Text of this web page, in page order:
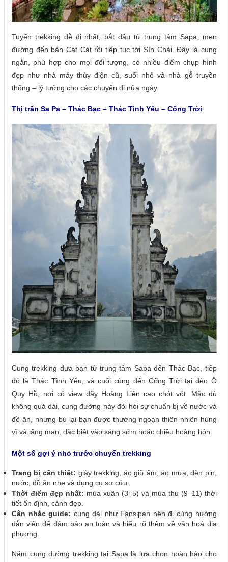
Tuyến trekking dễ đi nhất, bắt đầu từ trung tâm Sapa, men
đường đến bản Cát Cát rồi tiếp tục tới Sín Chải. Đây là cung
ngắn, phù hợp cho mọi đối tượng, có nhiều điểm chụp hình
đẹp như nhà máy thủy điện cũ, suối nhỏ và nhà gỗ truyền
thống – lý tưởng cho các chuyến đi nửa ngày.
Thị trấn Sa Pa – Thác Bạc – Thác Tình Yêu – Cổng Trời
Cung trekking đưa bạn từ trung tâm Sapa đến Thác Bạc, tiếp
đó là Thác Tình Yêu, và cuối cùng đến Cổng Trời tại đèo Ô
Quy Hồ, nơi có view dãy Hoàng Liên cao chót vót. Mặc dù
không quá dài, cung đường này đòi hỏi sự chuẩn bị về nước và
đồ ăn, nhưng bù lại bạn được thưởng ngoạn thiên nhiên hùng
vĩ và lãng mạn, đặc biệt vào sáng sớm hoặc chiều hoàng hôn.
Một số gợi ý nhỏ trước chuyến trekking
Trang bị cần thiết: giày trekking, áo giữ ấm, áo mưa, đèn pin,
nước, đồ ăn nhẹ và dụng cụ sơ cứu.
Thời điểm đẹp nhất: mùa xuân (3–5) và mùa thu (9–11) thời
tiết ổn định, cảnh đẹp.
Cân nhắc guide: cung dài như Fansipan nên đi cùng hướng
dẫn viên để đảm bảo an toàn và hiểu rõ thêm về văn hoá địa
phương.
Năm cung đường trekking tại Sapa là lựa chọn hoàn hảo cho